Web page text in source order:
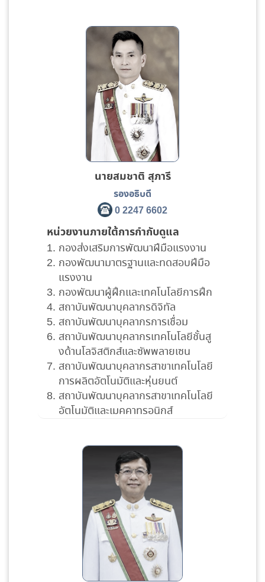
นายสมชาติ สุภารี
รองอธิบดี
0 2247 6602
หน่วยงานภายใต้การกำกับดูแล
กองส่งเสริมการพัฒนาฝีมือแรงงาน
กองพัฒนามาตรฐานและทดสอบฝีมือ
แรงงาน
กองพัฒนาผู้ฝึกและเทคโนโลยีการฝึก
สถาบันพัฒนาบุคลากรดิจิทัล
สถาบันพัฒนาบุคลากรการเชื่อม
สถาบันพัฒนาบุคลากรเทคโนโลยีชั้นสู
งด้านโลจิสติกส์และซัพพลายเซน
สถาบันพัฒนาบุคลากรสาขาเทคโนโลยี
การผลิตอัตโนมัติและหุ่นยนต์
สถาบันพัฒนาบุคลากรสาขาเทคโนโลยี
อัตโนมัติและเมคคาทรอนิกส์